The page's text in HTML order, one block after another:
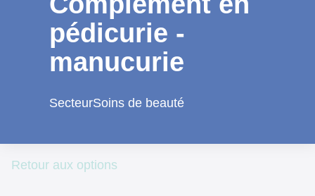
pédicurie -
manucurie
SecteurSoins de beauté
Retour aux options